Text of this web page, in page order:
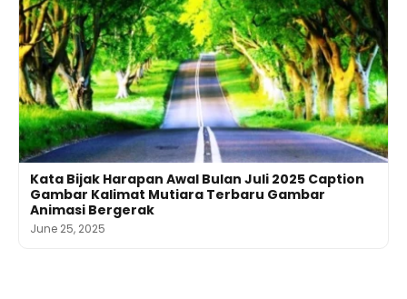
Kata Bijak Harapan Awal Bulan Juli 2025 Caption
Gambar Kalimat Mutiara Terbaru Gambar
Animasi Bergerak
June 25, 2025